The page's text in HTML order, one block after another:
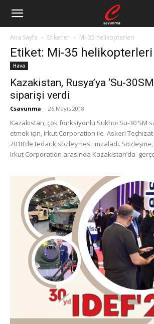
Ana Sayfa Etiketler Mi-35 helikopterleri
Etiket: Mi-35 helikopterleri
Hava
Kazakistan, Rusya’ya ‘Su-
siparişi verdi
Csavunma - 26 Mayıs 2018
Kazakistan, çok fonksiyonlu Sukhoi Su-30 SM
etmek için, Irkut Corporation ile Askeri Teçhizat
2018’de tedarik sözleşmesi imzaladı.
Irkut Corporation arasında Kazakistan’da